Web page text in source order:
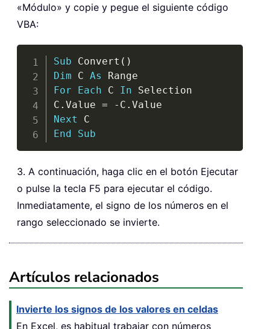
«Módulo» y copie y pegue el siguiente código
VBA:
Sub Convert ( )
Dim C As
For
Each C In Selection
C . Value = - C .
Next
End
Sub
3. A continuación, haga clic en el botón Ejecutar
o pulse la tecla F5 para ejecutar el código.
Inmediatamente, el signo de los números en el
rango seleccionado se invierte.
Artículos relacionados
Invierte los signos de los valores en celdas
En Excel, es habitual trabajar con números